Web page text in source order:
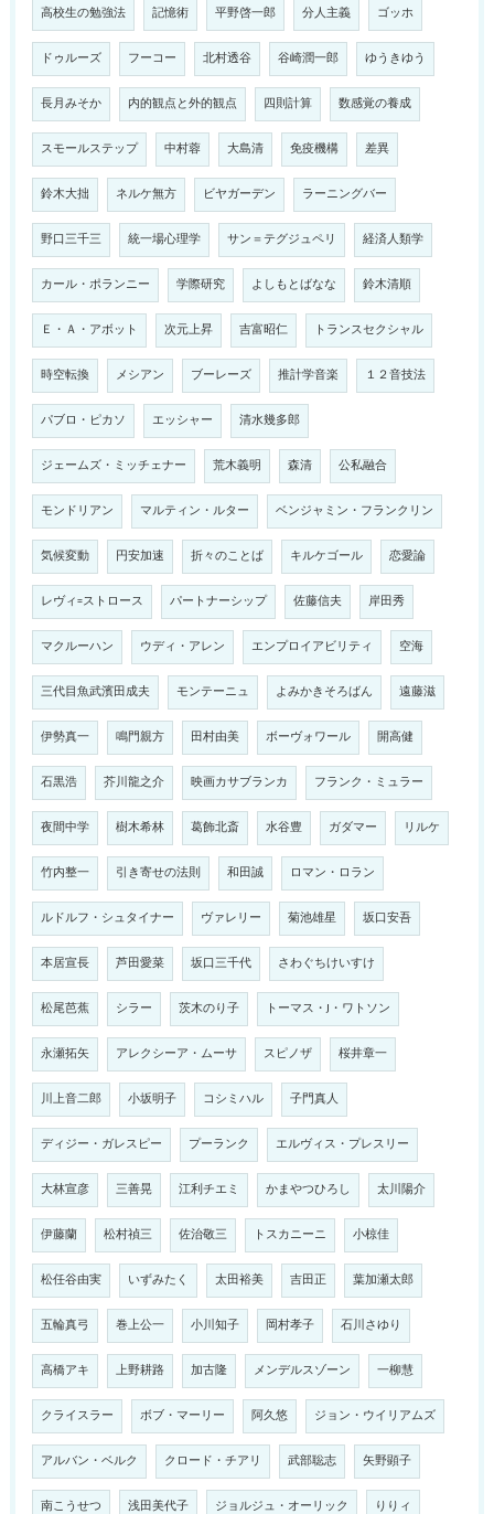
高校生の勉強法 記憶術 平野啓一郎 分人主義 ゴッホ
ドゥルーズ フーコー 北村透谷 谷崎潤一郎 ゆうきゆう
長月みそか 内的観点と外的観点 四則計算 数感覚の養成
スモールステップ 中村蓉 大島清 免疫機構 差異
鈴木大拙 ネルケ無方 ビヤガーデン ラーニングバー
野口三千三 統一場心理学 サン＝テグジュペリ 経済人類学
カール・ポランニー 学際研究 よしもとばなな 鈴木清順
Ｅ・Ａ・アボット 次元上昇 吉富昭仁 トランスセクシャル
時空転換 メシアン ブーレーズ 推計学音楽 １２音技法
パブロ・ピカソ エッシャー 清水幾多郎
ジェームズ・ミッチェナー 荒木義明 森清 公私融合
モンドリアン マルティン・ルター ベンジャミン・フランクリン
気候変動 円安加速 折々のことば キルケゴール 恋愛論
レヴィ=ストロース パートナーシップ 佐藤信夫 岸田秀
マクルーハン ウディ・アレン エンプロイアビリティ 空海
三代目魚武濱田成夫 モンテーニュ よみかきそろばん 遠藤滋
伊勢真一 鳴門親方 田村由美 ボーヴォワール 開高健
石黒浩 芥川龍之介 映画カサブランカ フランク・ミュラー
夜間中学 樹木希林 葛飾北斎 水谷豊 ガダマー リルケ
竹内整一 引き寄せの法則 和田誠 ロマン・ロラン
ルドルフ・シュタイナー ヴァレリー 菊池雄星 坂口安吾
本居宣長 芦田愛菜 坂口三千代 さわぐちけいすけ
松尾芭蕉 シラー 茨木のり子 トーマス・J・ワトソン
永瀬拓矢 アレクシーア・ムーサ スピノザ 桜井章一
川上音二郎 小坂明子 コシミハル 子門真人
ディジー・ガレスピー プーランク エルヴィス・プレスリー
大林宣彦 三善晃 江利チエミ かまやつひろし 太川陽介
伊藤蘭 松村禎三 佐治敬三 トスカニーニ 小椋佳
松任谷由実 いずみたく 太田裕美 吉田正 葉加瀬太郎
五輪真弓 巻上公一 小川知子 岡村孝子 石川さゆり
高橋アキ 上野耕路 加古隆 メンデルスゾーン 一柳慧
クライスラー ボブ・マーリー 阿久悠 ジョン・ウイリアムズ
アルバン・ベルク クロード・チアリ 武部聡志 矢野顕子
南こうせつ 浅田美代子 ジョルジュ・オーリック りりィ